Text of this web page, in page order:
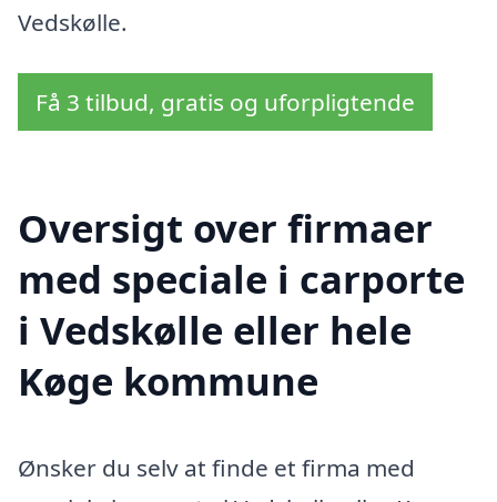
Vedskølle.
Få 3 tilbud, gratis og uforpligtende
Oversigt over firmaer
med speciale i carporte
i Vedskølle eller hele
Køge kommune
Ønsker du selv at finde et firma med